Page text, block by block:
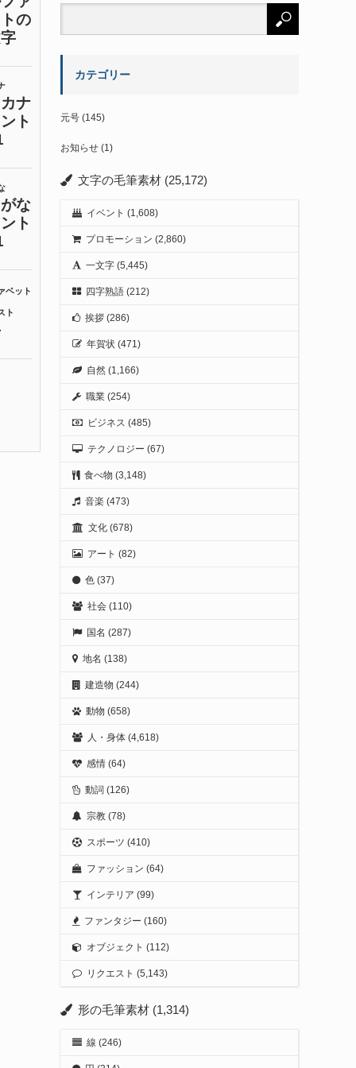
カテゴリー
元号 (145)
お知らせ (1)
文字の毛筆素材 (25,172)
イベント (1,608)
プロモーション (2,860)
一文字 (5,445)
四字熟語 (212)
挨拶 (286)
年賀状 (471)
自然 (1,166)
職業 (254)
ビジネス (485)
テクノロジー (67)
食べ物 (3,148)
音楽 (473)
文化 (678)
アート (82)
色 (37)
社会 (110)
国名 (287)
地名 (138)
建造物 (244)
動物 (658)
人・身体 (4,618)
感情 (64)
動詞 (126)
宗教 (78)
スポーツ (410)
ファッション (64)
インテリア (99)
ファンタジー (160)
オブジェクト (112)
リクエスト (5,143)
形の毛筆素材 (1,314)
線 (246)